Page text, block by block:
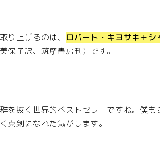
り上げるのは、 ロバート・キヨサキ＋
美保子訳、筑摩書房刊）です。
を抜く世界的ベストセラーですね。僕
真剣になれた気がします。